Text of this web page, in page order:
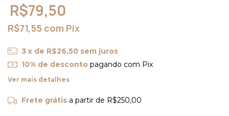
R$79,50
R$71,55 com Pix
3 x de R$26,50 sem juros
10% de desconto pagando com Pix
Ver mais detalhes
Frete grátis a partir de R$250,00